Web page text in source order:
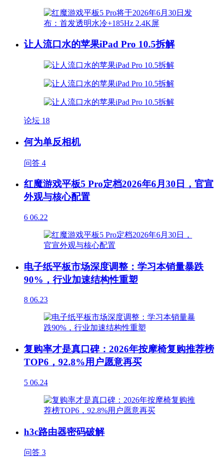
让人流口水的苹果iPad Pro 10.5拆解
论坛 18
何为单反相机
问答 4
红魔游戏平板5 Pro定档2026年6月30日，官宣
外观与核心配置
6 06.22
电子纸平板市场深度调整：学习本销量暴跌
90%，行业加速结构性重塑
8 06.23
复购率才是真口碑：2026年按摩椅复购推荐榜
TOP6，92.8%用户愿意再买
5 06.24
h3c路由器密码破解
问答 3